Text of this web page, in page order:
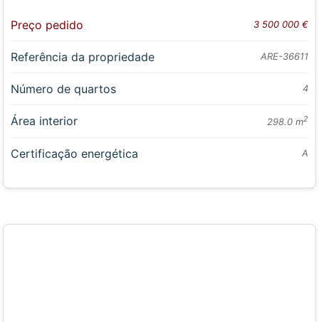
Preço pedido 3 500 000 €
Referência da propriedade ARE-36611
Número de quartos 4
Área interior 298.0 m2
Certificação energética A